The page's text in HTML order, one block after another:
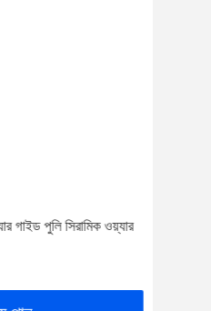
গাইড পুলি সিরামিক ওয়্যার